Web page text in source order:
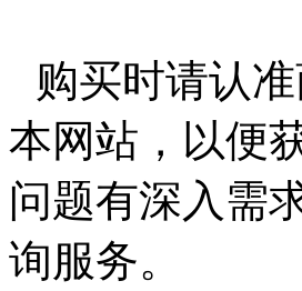
购买时请认准
本网站，以便
问题有深入需
询服务。